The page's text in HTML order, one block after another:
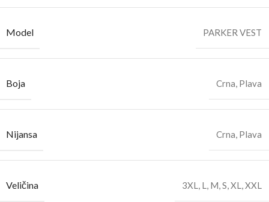
Model PARKER VEST
Boja Crna, Plava
Nijansa Crna, Plava
Veličina 3XL, L, M,S,XL,XXL